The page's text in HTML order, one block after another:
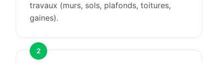
travaux (murs, sols, plafonds, toitures,
gaines).
2